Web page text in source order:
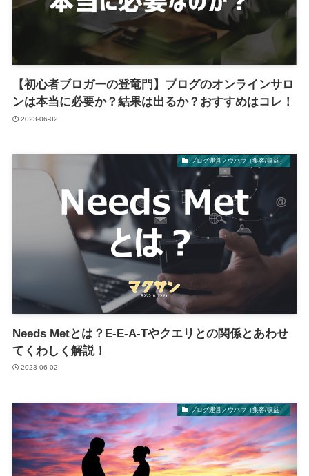
【初心者ブロガーの登竜門】ブログのオンラインサロ
ンは本当に必要か？結果は出るか？おすすめはコレ！
2023-06-02
ブログ運営ノウハウ（集客/収益）
Needs Metとは？E-E-A-Tやクエリとの関係とあわせ
てくわしく解説！
2023-06-02
ブログ運営ノウハウ（集客/収益）